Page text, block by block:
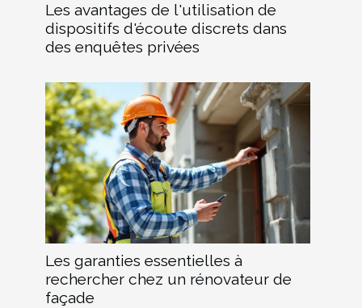
Les avantages de l'utilisation de
dispositifs d'écoute discrets dans
des enquêtes privées
Les garanties essentielles à
rechercher chez un rénovateur de
façade